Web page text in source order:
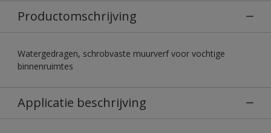
Productomschrijving
Watergedragen, schrobvaste muurverf voor vochtige
binnenruimtes
Applicatie beschrijving